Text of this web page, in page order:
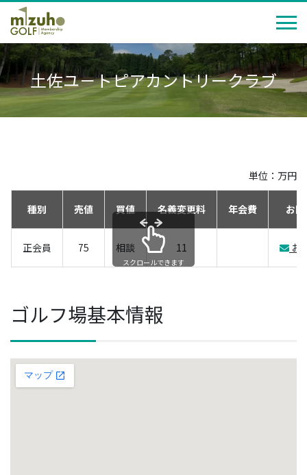
土佐ユ－トピアカントリークラブ
単位：万円
種別 売値 買値 名義変更料 年会費 お
正会員 75 相談 11 お
スクロールできます
ゴルフ場基本情報